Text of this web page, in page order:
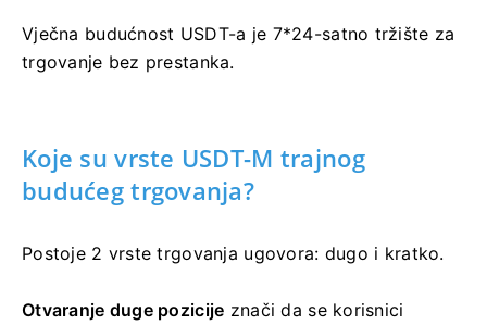
Vječna budućnost USDT-a je 7*24-satno tržište za
trgovanje bez prestanka.
Koje su vrste USDT-M trajnog
budućeg trgovanja?
Postoje 2 vrste trgovanja ugovora: dugo i kratko.
Otvaranje duge pozicije znači da se korisnici